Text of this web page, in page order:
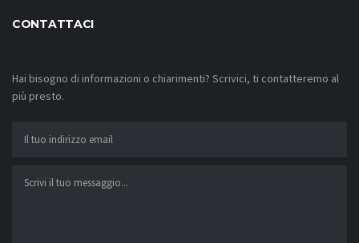
CONTATTACI
Hai bisogno di informazioni o chiarimenti? Scrivici, ti contatteremo al
più presto.